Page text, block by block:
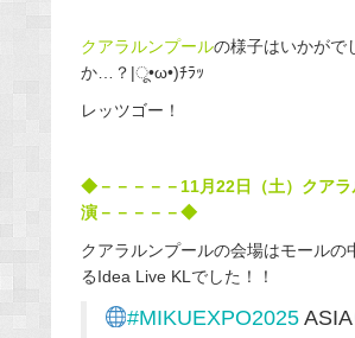
クアラルンプールの様子はいかがで
か…？|ू•ω•)ﾁﾗｯ
レッツゴー！
◆－－－－－11月22日（土）クアラ
演－－－－－◆
クアラルンプールの会場はモールの
るIdea Live KLでした！！
#MIKUEXPO2025 ASIA